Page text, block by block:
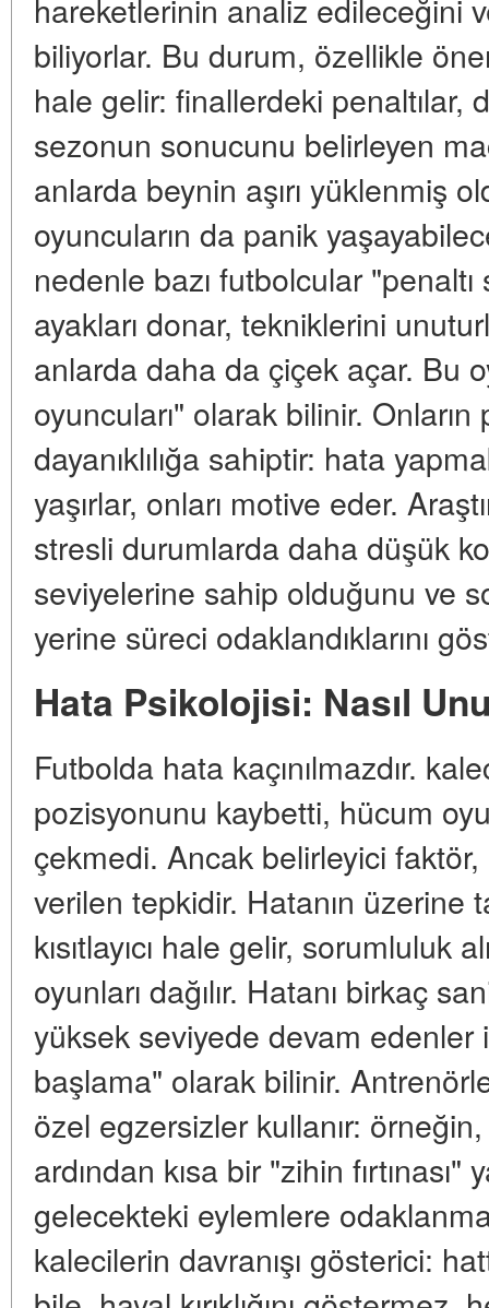
hareketlerinin analiz edileceğini
biliyorlar. Bu durum, özellikle
hale gelir: finallerdeki penaltılar,
sezonun sonucunu belirleyen
anlarda beynin aşırı yüklenmiş
oyuncuların da panik
nedenle bazı futbolcular
ayakları donar, tekniklerini
anlarda daha da çiçek açar. Bu
oyuncuları" olarak bilinir.
dayanıklılığa sahiptir: hata
yaşırlar, onları motive eder.
stresli durumlarda daha düşük
seviyelerine sahip olduğunu ve
yerine süreci odaklandıklarını
Hata Psikolojisi: Nasıl
Futbolda hata kaçınılmazdır.
pozisyonunu kaybetti, hücum
çekmedi. Ancak belirleyici
verilen tepkidir. Hatanın üzerine
kısıtlayıcı hale gelir, sorumluluk
oyunları dağılır. Hatanı birkaç
yüksek seviyede devam edenler
başlama" olarak bilinir.
özel egzersizler kullanır: örneğin,
ardından kısa bir "zihin
gelecekteki eylemlere
kalecilerin davranışı gösterici: